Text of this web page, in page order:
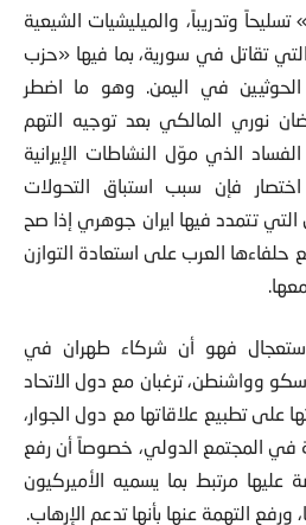
وتدريباً، والميليشيات الشيعية
تقاتل في سورية، بما فيها «حزب
الحوثيين في اليمن. وهو ما اضطر
نوري المالكي بعد توجيه التهم
الذي موّل النشاطات الإيرانية
فإن سبب استباق التحولات
تتمدد فيها ايران جوهري إذا صح
العرب على استعادة التوازن
فهو أن شركاء طهران في
وواشنطن، ترغبان مع دول الاتحاد
على تطبيع علاقاتها مع دول الجوار،
في المجتمع الدولي، خصوصاً أن رفع
عليها مرتبط بما يسميه الأميركيون
ورفع التهمة عنها بأنها تدعم الإرهاب.